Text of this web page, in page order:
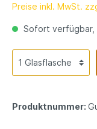
Preise inkl. MwSt.
Sofort verfügbar,
Produktnummer: